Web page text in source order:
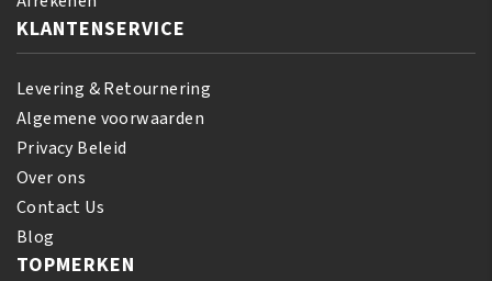
KLANTENSERVICE
Levering & Retournering
Algemene voorwaarden
Privacy Beleid
Over ons
Contact Us
Blog
TOPMERKEN